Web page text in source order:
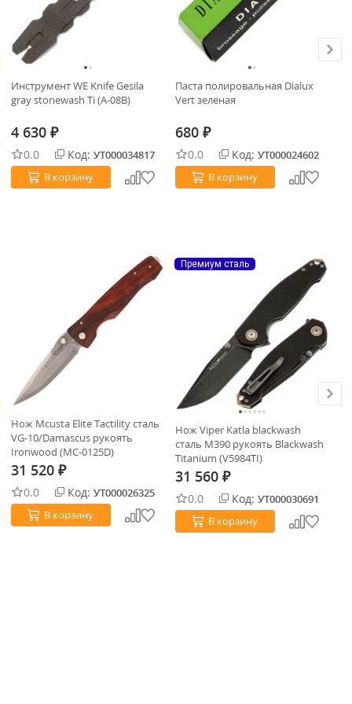
Инструмент WE Knife Gesila
gray stonewash Ti (A-08B)
4 630 ₽
0.0 Код: УТ000034817
В корзину
Паста полировальная Dialux
Vert зеленая
680 ₽
0.0 Код: УТ000024602
В корзину
Нож Mcusta Elite Tactility сталь
VG-10/Damascus рукоять
Ironwood (MC-0125D)
31 520 ₽
0.0 Код: УТ000026325
В корзину
Премиум сталь
Нож Viper Katla blackwash
сталь M390 рукоять Blackwash
Titanium (V5984TI)
31 560 ₽
0.0 Код: УТ000030691
В корзину